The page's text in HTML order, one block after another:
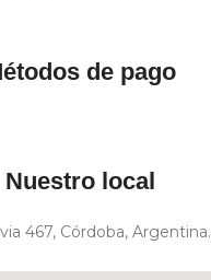
de pago
Nuestro local
467, Córdoba, Argentina.